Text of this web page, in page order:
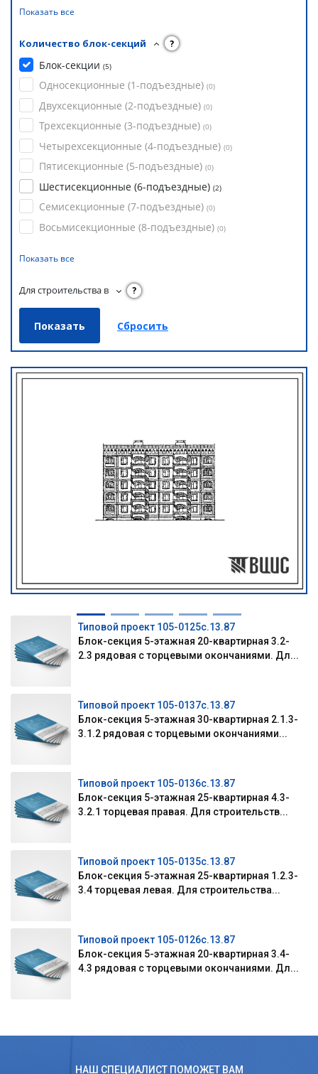
Показать все
Количество блок-секций ?
Блок-секции (5)
Односекционные (1-подъездные) (0)
Двухсекционные (2-подъездные) (0)
Трехсекционные (3-подъездные) (0)
Четырехсекционные (4-подъездные) (0)
Пятисекционные (5-подъездные) (0)
Шестисекционные (6-подъездные) (2)
Семисекционные (7-подъездные) (0)
Восьмисекционные (8-подъездные) (0)
Показать все
Для строительства в ?
Типовой проект 105-0125с.13.87
Блок-секция 5-этажная 20-квартирная 3.2-
2.3 рядовая с торцевыми окончаниями. Дл...
Типовой проект 105-0137с.13.87
Блок-секция 5-этажная 30-квартирная 2.1.3-
3.1.2 рядовая с торцевыми окончаниями...
Типовой проект 105-0136с.13.87
Блок-секция 5-этажная 25-квартирная 4.3-
3.2.1 торцевая правая. Для строительств...
Типовой проект 105-0135с.13.87
Блок-секция 5-этажная 25-квартирная 1.2.3-
3.4 торцевая левая. Для строительства...
Типовой проект 105-0126с.13.87
Блок-секция 5-этажная 20-квартирная 3.4-
4.3 рядовая с торцевыми окончаниями. Дл...
НАШ СПЕЦИАЛИСТ ПОМОЖЕТ ВАМ